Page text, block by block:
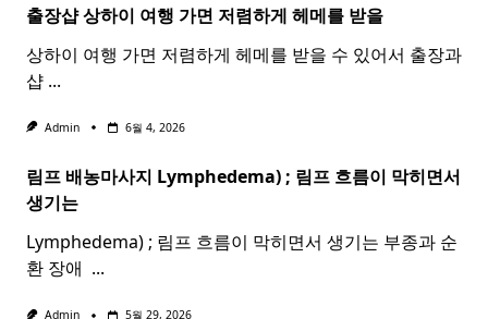
출장샵 상하이 여행 가면 저렴하게 헤메를 받을
상하이 여행 가면 저렴하게 헤메를 받을 수 있어서 출장과
샵 ...
Admin 6월 4, 2026
림프 배농마사지 Lymphedema) ; 림프 흐름이 막히면서
생기는
Lymphedema) ; 림프 흐름이 막히면서 생기는 부종과 순
환 장애 ​ ...
Admin 5월 29, 2026